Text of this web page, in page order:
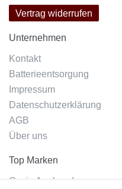
Vertrag widerrufen
Unternehmen
Kontakt
Batterieentsorgung
Impressum
Datenschutzerklärung
AGB
Über uns
Top Marken
Casio Armband